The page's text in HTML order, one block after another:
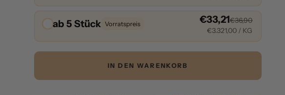
ab 5 Stück Vorratspreis €33,21€36,90
€3.321,00 / KG
IN DEN WARENKORB